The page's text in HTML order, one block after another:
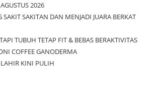
2026
SAKIT SAKITAN DAN MENJADI JUARA BERKAT
TUBUH TETAP FIT & BEBAS BERAKTIVITAS
COFFEE GANODERMA
LAHIR KINI PULIH